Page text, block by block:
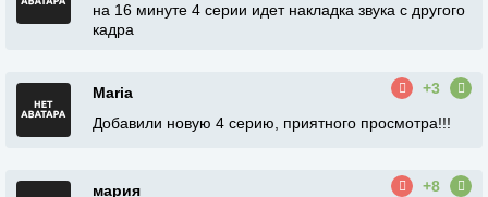
на 16 минуте 4 серии идет накладка звука с другого
кадра
Maria
+3
Добавили новую 4 серию, приятного просмотра!!!
мария
+8